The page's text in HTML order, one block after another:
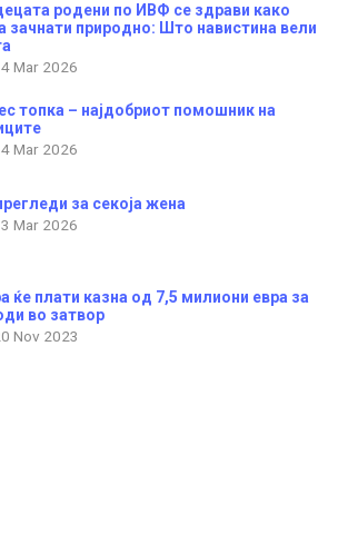
родени по ИВФ се здрави како
зачнати природно: Што навистина вели
Mar 2026
топка – најдобриот помошник на
Mar 2026
за секоја жена
Mar 2026
ќе плати казна од 7,5 милиони евра за
во затвор
Nov 2023